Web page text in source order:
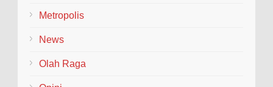
Metropolis
News
Olah Raga